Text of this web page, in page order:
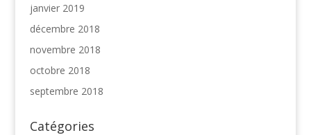
janvier 2019
décembre 2018
novembre 2018
octobre 2018
septembre 2018
Catégories